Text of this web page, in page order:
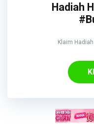
Hadiah
Klaim